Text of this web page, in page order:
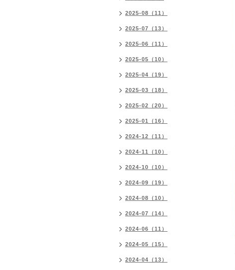
2025-08（11）
2025-07（13）
2025-06（11）
2025-05（10）
2025-04（19）
2025-03（18）
2025-02（20）
2025-01（16）
2024-12（11）
2024-11（10）
2024-10（10）
2024-09（19）
2024-08（10）
2024-07（14）
2024-06（11）
2024-05（15）
2024-04（13）